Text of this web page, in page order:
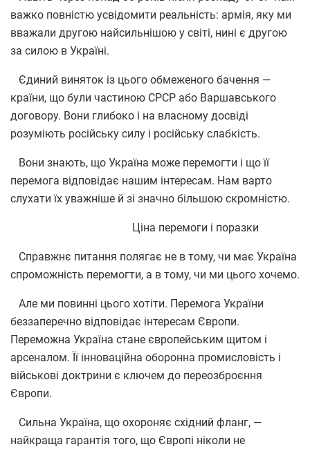
важко повністю усвідомити реальність: армія, яку ми
вважали другою найсильнішою у світі, нині є другою
за силою в Україні.
Єдиний виняток із цього обмеженого бачення —
країни, що були частиною СРСР або Варшавського
договору. Вони глибоко і на власному досвіді
розуміють російську силу і російську слабкість.
Вони знають, що Україна може перемогти і що її
перемога відповідає нашим інтересам. Нам варто
слухати їх уважніше й зі значно більшою скромністю.
Ціна перемоги і поразки
Справжнє питання полягає не в тому, чи має Україна
спроможність перемогти, а в тому, чи ми цього хочемо.
Але ми повинні цього хотіти. Перемога України
беззаперечно відповідає інтересам Європи.
Переможна Україна стане європейським щитом і
арсеналом. Її інноваційна оборонна промисловість і
військові доктрини є ключем до переозброєння
Європи.
Сильна Україна, що охороняє східний фланг, —
найкраща гарантія того, що Європі ніколи не